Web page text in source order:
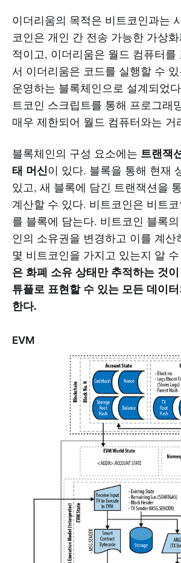
이더리움의 목적은 비트코인과는
코인은 개인 간 전송 가능한 가상
적이고, 이더리움은 월드 컴퓨터를
서 이더리움은 코드를 실행할 수
운영하는 블록체인으로 설계되었
트코인 스크립트를 통해 프로그래
매우 제한되어 월드 컴퓨터와는 거
블록체인의 구성 요소에는 트랜잭
태 머신이 있다. 블록을 통해 현재
있고, 새 블록에 담긴 트랜잭션을
계산할 수 있다. 비트코인은 비트
를 블록에 담는다. 비트코인 블록
인의 소유권을 변경하고 이를 계산
몇 비트코인을 가지고 있는지 알
은 화폐 소유 상태만 추적하는 것
튜플로 표현할 수 있는 모든 데이
한다.
EVM